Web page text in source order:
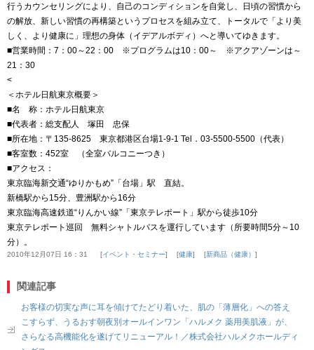
行うカウンセリングにより、自己のコンディションを自覚し、日頃の習慣から
の解放、新しい習慣の再構築というプロセスを組み立て、トータルで「より美
しく、より健康に」理想の身体（イデアルボディ）へと導いてゆきます。
■営業時間：7：00～22：00 ※プログラムは10：00～ ※アクアゾーンは～
21：30
<
＜ホテル日航東京概要＞
■名 称：ホテル日航東京
■代表者：総支配人 塚田 忠保
■所在地：〒135-8625 東京都港区台場1-9-1 Tel．03-5500-5500（代表）
■客室数：452室 （全室バルコニーつき）
■アクセス：
東京臨海新交通“ゆりかもめ”「台場」駅 直結。
新橋駅から15分、豊洲駅から16分
東京臨海高速鉄道“りんかい線”「東京テレポート」駅から徒歩10分
東京テレポート巡回 無料シャトルバスを運行しています（所要時間5分～10
分）。
2010年12月07日 16：31 イベント・セミナー 健康 新商品（健康）
関連記事
お客様の切実な声に耳を傾けてたどり着いた、肌の「薄層化」への答え
こすらず、うるおす朝夜別オールインワン「ハルメク 薬用美肌液」が、
さらなる高機能化を遂げてリニューアル！／株式会社ハルメクホールディ